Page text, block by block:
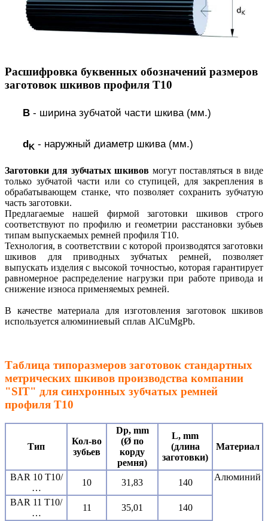
Расшифровка буквенных обозначений размеров
заготовок шкивов профиля T10
B - ширина зубчатой части шкива (мм.)
dK - наружный диаметр шкива (мм.)
Заготовки для зубчатых шкивов могут поставляться в виде
только зубчатой части или со ступицей, для закрепления в
обрабатывающем станке, что позволяет сохранить зубчатую
часть заготовки.
Предлагаемые нашей фирмой заготовки шкивов строго
соответствуют по профилю и геометрии расстановки зубьев
типам выпускаемых ремней профиля T10.
Технология, в соответствии с которой производятся заготовки
шкивов для приводных зубчатых ремней, позволяет
выпускать изделия с высокой точностью, которая гарантирует
равномерное распределение нагрузки при работе привода и
снижение износа применяемых ремней.
В качестве материала для изготовления заготовок шкивов
используется алюминиевый сплав AlCuMgPb.
Таблица типоразмеров заготовок стандартных
метрических шкивов производства компании
"SIT" для синхронных зубчатых ремней
профиля T10
Тип
Кол-во
зубьев
Dp, mm
(Ø по
корду
ремня)
L, mm
(длина
заготовки)
Материал
BAR 10 T10/
…
10 31,83 140
Алюминий
BAR 11 T10/
…
11 35,01
140